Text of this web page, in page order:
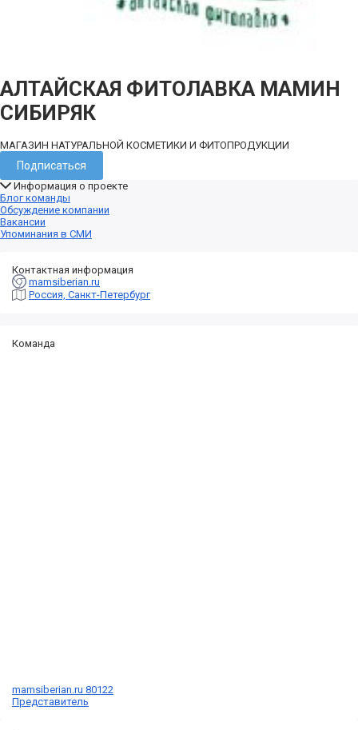
АЛТАЙСКАЯ ФИТОЛАВКА МАМИН
СИБИРЯК
МАГАЗИН НАТУРАЛЬНОЙ КОСМЕТИКИ И ФИТОПРОДУКЦИИ
Подписаться
Информация о проекте
Блог команды
Обсуждение компании
Вакансии
Упоминания в СМИ
Контактная информация
mamsiberian.ru
Россия, Санкт-Петербург
Команда
mamsiberian.ru 80122
Представитель